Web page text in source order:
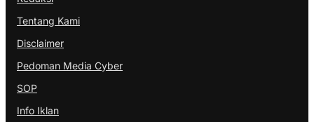
Tentang Kami
Disclaimer
Pedoman Media Cyber
SOP
Info Iklan